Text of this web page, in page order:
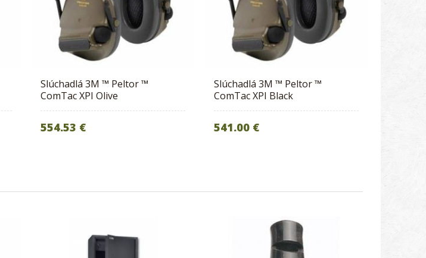
​Slúchadlá 3M ™ Peltor ™
ComTac XPI Olive
554.53 €
​Slúchadlá 3M ™ Peltor ™
ComTac XPI Black
541.00 €